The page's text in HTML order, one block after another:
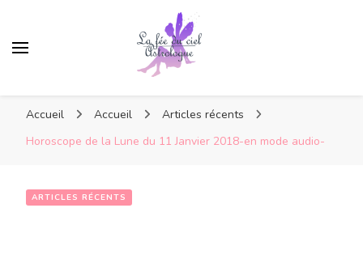
Accueil Accueil
Articles récents
Horoscope de la Lune du 11 Janvier 2018-en mode audio-
ARTICLES RÉCENTS